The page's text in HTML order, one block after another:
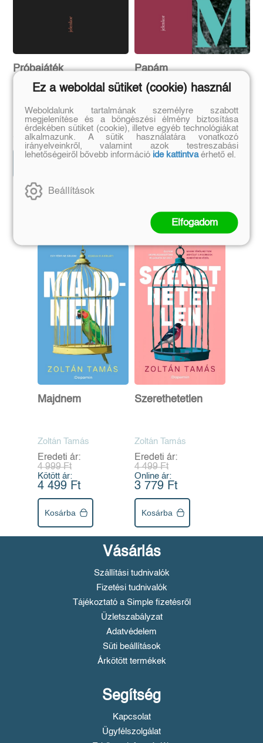
Próbajáték
Katie Kitamura
Eredeti ár:
5 499 Ft
Kötött ár:
4 949 Ft
Papám
Forgách András
Eredeti ár:
5 999 Ft
Kötött ár:
5 399 Ft
Szerző további művei
Majdnem
Zoltán Tamás
Eredeti ár:
4 999 Ft
Kötött ár:
4 499 Ft
Kosárba
Szerethetetlen
Zoltán Tamás
Eredeti ár:
4 499 Ft
Online ár:
3 779 Ft
Kosárba
Vásárlás
Szállítási tudnivalók
Fizetési tudnivalók
Tájékoztató a Simple fizetésről
Üzletszabályzat
Adatvédelem
Süti beállítások
Árkötött termékek
Segítség
Kapcsolat
Ügyfélszolgálat
Ez a weboldal sütiket (cookie) használ
Weboldalunk tartalmának személyre szabott
megjelenítése és a böngészési élmény biztosítása
érdekében sütiket (cookie), illetve egyéb technológiákat
alkalmazunk. A sütik használatára vonatkozó
irányelveinkről, valamint azok testreszabási
lehetőségeiről bővebb információ ide kattintvaérhető el.
Beállítások
Elfogadom